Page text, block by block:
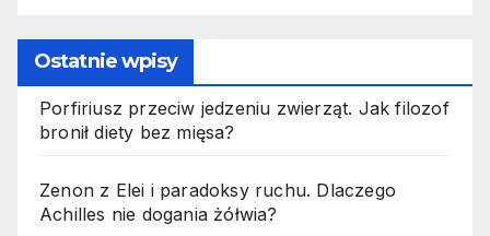
Ostatnie wpisy
Porfiriusz przeciw jedzeniu zwierząt. Jak filozof
bronił diety bez mięsa?
Zenon z Elei i paradoksy ruchu. Dlaczego
Achilles nie dogania żółwia?